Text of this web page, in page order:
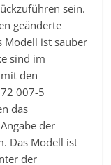
sein.
geänderte
Modell ist sauber
sind im
den
007-5
das
der
Das Modell ist
der